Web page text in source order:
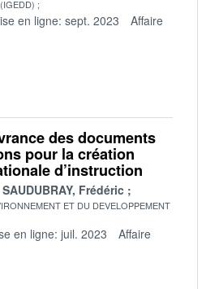
en ligne: sept. 2023
Affaire
des documents
pour la création
d’instruction
SAUDUBRAY, Frédéric
ET DU DEVELOPPEMENT
en ligne: juil. 2023
Affaire